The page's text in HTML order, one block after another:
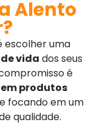
Alento
escolher uma
vida dos seus
é
produtos
focando em um
qualidade.